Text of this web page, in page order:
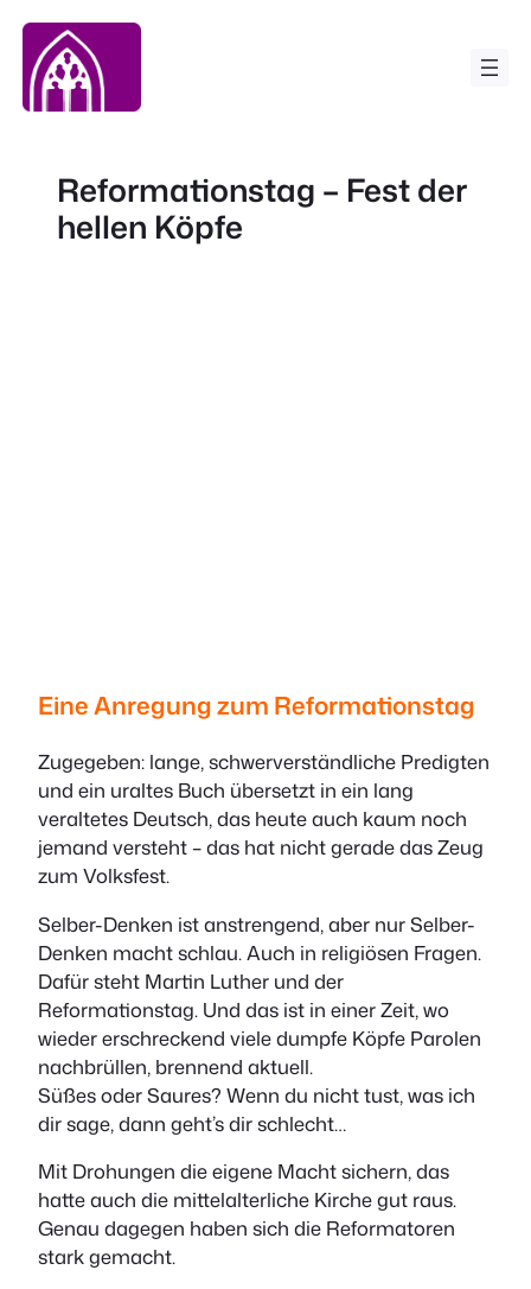
Zum
Inhalt
springen
Reformationstag – Fest der
hellen Köpfe
Eine Anregung zum Reformationstag
Zugegeben: lange, schwerverständliche Predigten
und ein uraltes Buch übersetzt in ein lang
veraltetes Deutsch, das heute auch kaum noch
jemand versteht – das hat nicht gerade das Zeug
zum Volksfest.
Selber-Denken ist anstrengend, aber nur Selber-
Denken macht schlau. Auch in religiösen Fragen.
Dafür steht Martin Luther und der
Reformationstag. Und das ist in einer Zeit, wo
wieder erschreckend viele dumpfe Köpfe Parolen
nachbrüllen, brennend aktuell.
Süßes oder Saures? Wenn du nicht tust, was ich
dir sage, dann geht’s dir schlecht…
Mit Drohungen die eigene Macht sichern, das
hatte auch die mittelalterliche Kirche gut raus.
Genau dagegen haben sich die Reformatoren
stark gemacht.